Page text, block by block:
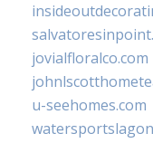
jovialfloralco.com
u-seehomes.com